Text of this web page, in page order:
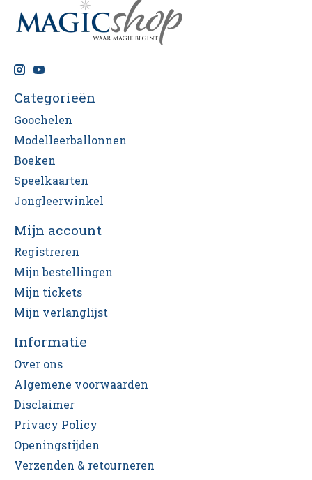
Categorieën
Goochelen
Modelleerballonnen
Boeken
Speelkaarten
Jongleerwinkel
Mijn account
Registreren
Mijn bestellingen
Mijn tickets
Mijn verlanglijst
Informatie
Over ons
Algemene voorwaarden
Disclaimer
Privacy Policy
Openingstijden
Verzenden & retourneren